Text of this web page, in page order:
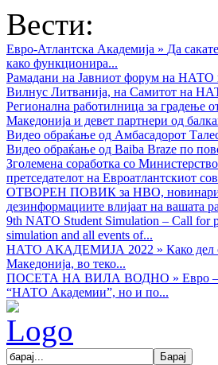
Вести:
Евро-Атлантска Академија » Да
како функционира...
Рамадани на Јавниот форум на НАТО
Вилнус Литванија, на Самитот на
Регионална работилница за градење
Македонија и девет партнери од
Видео обраќањe од Амбасадорот
Видео обраќање од Baiba Braze по
Зголемена соработка со
претседателот на Евроатлантскиот
ОТВОРЕН ПОВИК за НВО, новинари
дезинформациите влијаат на вашата
9th NATO Student Simulation – Call for
simulation and all events of...
НАТО АКАДЕМИЈА 2022 » Како дел
Македонија, во теко...
ПОСЕТА НА ВИЛА ВОДНО » Евро
“НАТО Академии”, но и по...